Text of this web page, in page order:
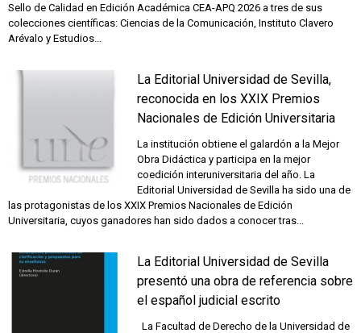
Sello de Calidad en Edición Académica CEA-APQ 2026 a tres de sus
colecciones científicas: Ciencias de la Comunicación, Instituto Clavero
Arévalo y Estudios...
La Editorial Universidad de Sevilla,
reconocida en los XXIX Premios
Nacionales de Edición Universitaria
La institución obtiene el galardón a la Mejor
Obra Didáctica y participa en la mejor
coedición interuniversitaria del año. La
Editorial Universidad de Sevilla ha sido una de
las protagonistas de los XXIX Premios Nacionales de Edición
Universitaria, cuyos ganadores han sido dados a conocer tras...
La Editorial Universidad de Sevilla
presentó una obra de referencia sobre
el español judicial escrito
La Facultad de Derecho de la Universidad de